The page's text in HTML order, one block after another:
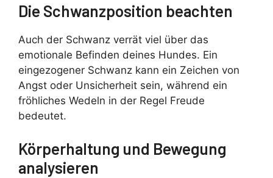
Die Schwanzposition beachten
Auch der Schwanz verrät viel über das
emotionale Befinden deines Hundes. Ein
eingezogener Schwanz kann ein Zeichen von
Angst oder Unsicherheit sein, während ein
fröhliches Wedeln in der Regel Freude
bedeutet.
Körperhaltung und Bewegung
analysieren